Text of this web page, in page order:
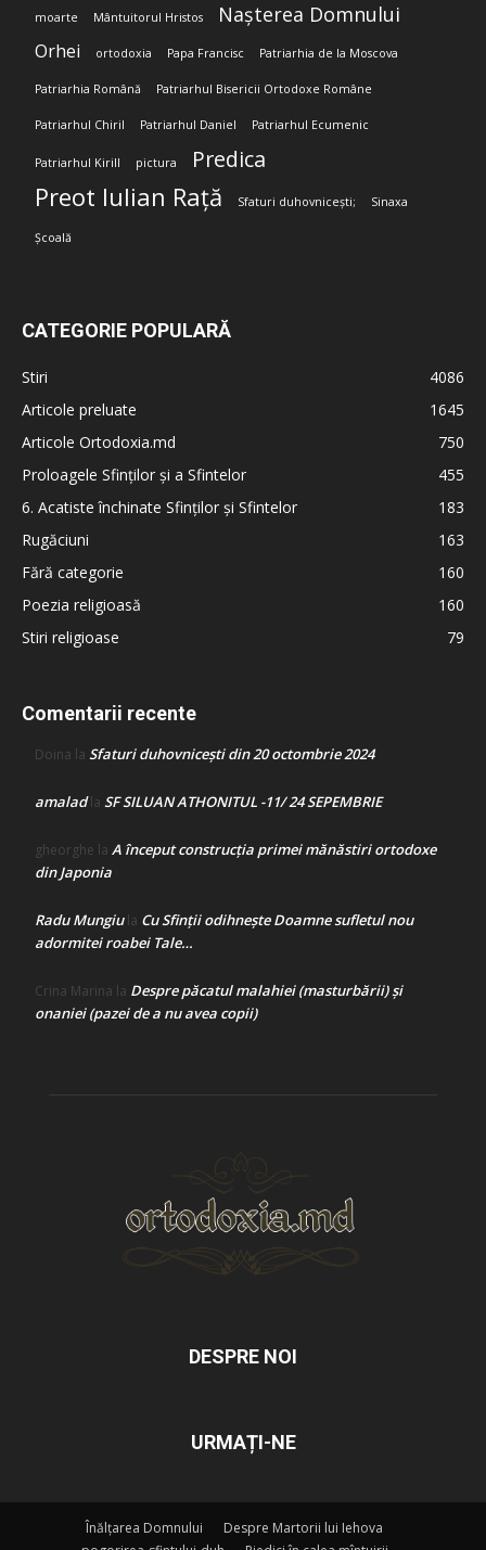
moarte Mântuitorul Hristos Nașterea Domnului
Orhei ortodoxia Papa Francisc Patriarhia de la Moscova
Patriarhia Română Patriarhul Bisericii Ortodoxe Române
Patriarhul Chiril Patriarhul Daniel Patriarhul Ecumenic
Patriarhul Kirill pictura Predica
Preot Iulian Rață Sfaturi duhovnicești; Sinaxa
Școală
CATEGORIE POPULARĂ
Stiri
4086
Articole preluate
1645
Articole Ortodoxia.md
750
Proloagele Sfinților și a Sfintelor
455
6. Acatiste închinate Sfinților și Sfintelor
183
Rugăciuni
163
Fără categorie
160
Poezia religioasă
160
Stiri religioase
79
Comentarii recente
Doina la Sfaturi duhovnicești din 20 octombrie 2024
amaladla SF SILUAN ATHONITUL -11/ 24 SEPEMBRIE
gheorghe la A început construcţia primei mănăstiri ortodoxe
din Japonia
Radu Mungiula Cu Sfinții odihnește Doamne sufletul nou
adormitei roabei Tale…
Crina Marina la Despre păcatul malahiei (masturbării) şi
onaniei (pazei de a nu avea copii)
DESPRE NOI
URMAȚI-NE
Înălțarea Domnului
Despre Martorii lui Iehova